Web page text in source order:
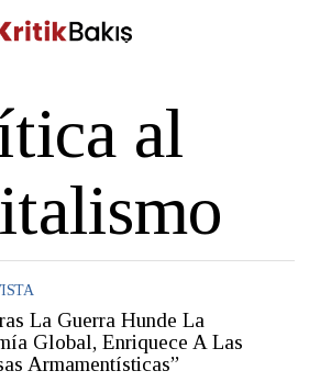
al
La Guerra Hunde La
Global, Enriquece A Las
Armamentísticas”